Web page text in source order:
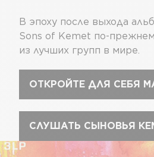
В эпоху после выхода
Sons of Kemet по-
из лучших групп в мире.
ОТКРОЙТЕ ДЛЯ СЕБЯ
СЛУШАТЬ СЫНОВЬЯ